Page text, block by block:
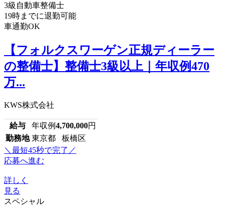
3級自動車整備士
19時までに退勤可能
車通勤OK
【フォルクスワーゲン正規ディーラー
の整備士】整備士3級以上｜年収例470
万...
KWS株式会社
給与 年収例4,700,000円
勤務地 東京都 板橋区
＼最短45秒で完了／
応募へ進む
詳しく
見る
スペシャル